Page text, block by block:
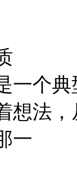
一个
想法
一